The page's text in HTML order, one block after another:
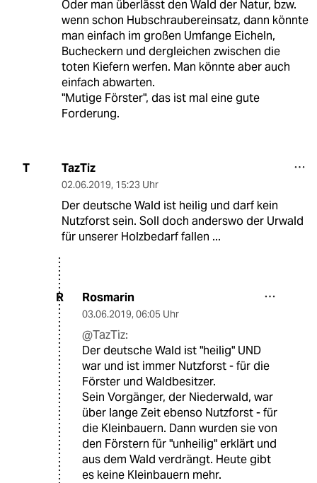
Oder man überlässt den Wald der Natur, bzw.
wenn schon Hubschraubereinsatz, dann könnte
man einfach im großen Umfange Eicheln,
Bucheckern und dergleichen zwischen die
toten Kiefern werfen. Man könnte aber auch
einfach abwarten.
"Mutige Förster", das ist mal eine gute
Forderung.
T TazTiz
02.06.2019, 15:23 Uhr
Der deutsche Wald ist heilig und darf kein
Nutzforst sein. Soll doch anderswo der Urwald
für unserer Holzbedarf fallen ...
R Rosmarin
03.06.2019, 06:05 Uhr
@TazTiz:
Der deutsche Wald ist "heilig" UND
war und ist immer Nutzforst - für die
Förster und Waldbesitzer.
Sein Vorgänger, der Niederwald, war
über lange Zeit ebenso Nutzforst - für
die Kleinbauern. Dann wurden sie von
den Förstern für "unheilig" erklärt und
aus dem Wald verdrängt. Heute gibt
es keine Kleinbauern mehr.